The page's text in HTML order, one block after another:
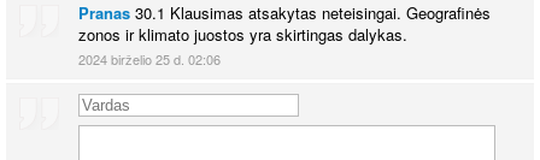
Pranas 30.1 Klausimas atsakytas neteisingai. Geografinės
zonos ir klimato juostos yra skirtingas dalykas.
2024 birželio 25 d. 02:06